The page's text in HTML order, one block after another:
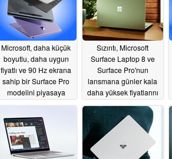
Microsoft, daha küçük
boyutlu, daha uygun
fiyatlı ve 90 Hz ekrana
sahip bir Surface Pro
modelini piyasaya
06/24/2026
Sızıntı, Microsoft
Surface Laptop 8 ve
Surface Pro'nun
lansmana günler kala
daha yüksek fiyatlarını
06/10/2026